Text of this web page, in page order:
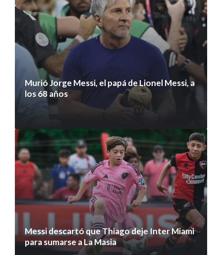
Murió Jorge Messi, el papá de Lionel Messi, a
los 68 años
Messi descartó que Thiago deje Inter Miami
para sumarse a La Masia